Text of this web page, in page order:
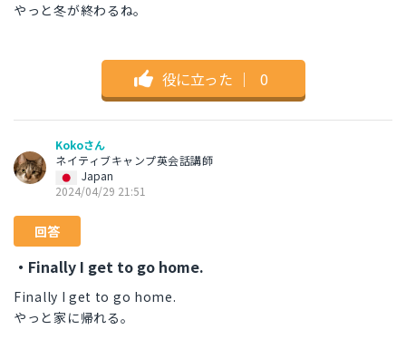
やっと冬が終わるね。
役に立った ｜ 0
Kokoさん
ネイティブキャンプ英会話講師
Japan
2024/04/29 21:51
回答
・Finally I get to go home.
Finally I get to go home.
やっと家に帰れる。